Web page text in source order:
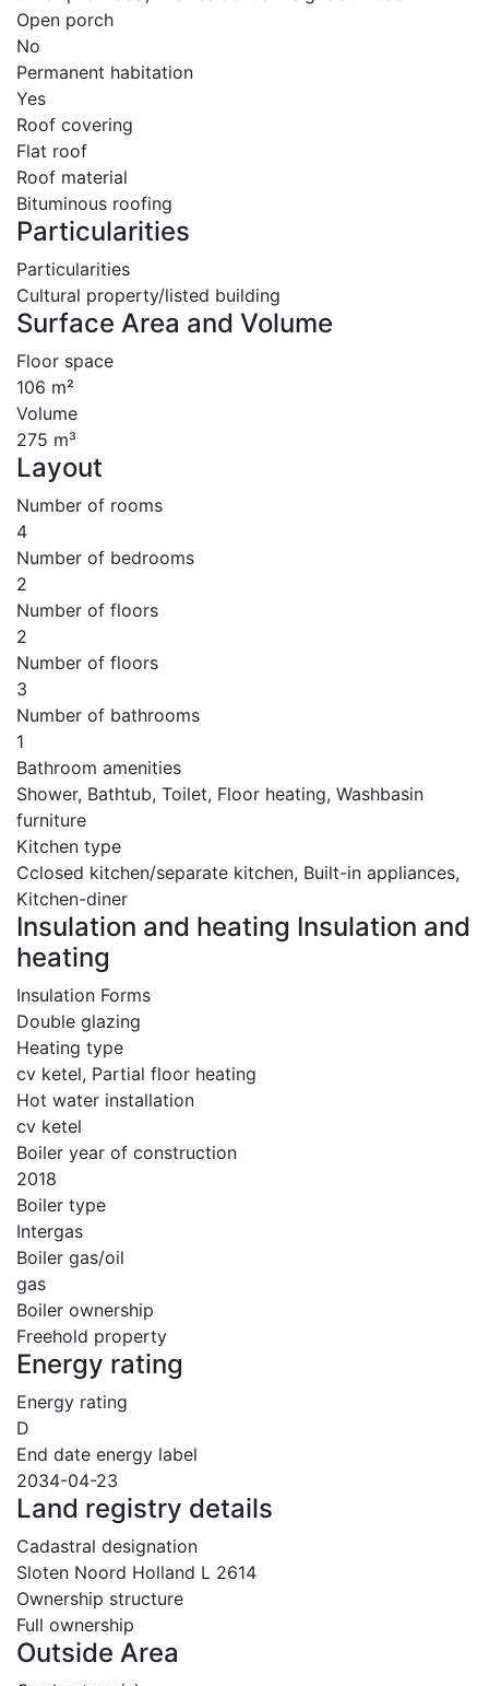
Open porch
No
Permanent habitation
Yes
Roof covering
Flat roof
Roof material
Bituminous roofing
Particularities
Particularities
Cultural property/listed building
Surface Area and Volume
Floor space
106 m²
Volume
275 m³
Layout
Number of rooms
4
Number of bedrooms
2
Number of floors
2
Number of floors
3
Number of bathrooms
1
Bathroom amenities
Shower, Bathtub, Toilet, Floor heating, Washbasin
furniture
Kitchen type
Cclosed kitchen/separate kitchen, Built-in appliances,
Kitchen-diner
Insulation and heating Insulation and
heating
Insulation Forms
Double glazing
Heating type
cv ketel, Partial floor heating
Hot water installation
cv ketel
Boiler year of construction
2018
Boiler type
Intergas
Boiler gas/oil
gas
Boiler ownership
Freehold property
Energy rating
Energy rating
D
End date energy label
2034-04-23
Land registry details
Cadastral designation
Sloten Noord Holland L 2614
Ownership structure
Full ownership
Outside Area